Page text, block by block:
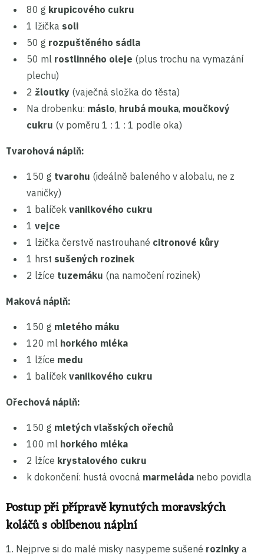
80 g krupicového cukru
1 lžička soli
50 g rozpuštěného sádla
50 ml rostlinného oleje (plus trochu na vymazání
plechu)
2 žloutky (vaječná složka do těsta)
Na drobenku: máslo, hrubá mouka, moučkový
cukru (v poměru 1 : 1 : 1 podle oka)
Tvarohová náplň:
150 g tvarohu (ideálně baleného v alobalu, ne z
vaničky)
1 balíček vanilkového cukru
1 vejce
1 lžička čerstvě nastrouhané citronové kůry
1 hrst sušených rozinek
2 lžíce tuzemáku (na namočení rozinek)
Maková náplň:
150 g mletého máku
120 ml horkého mléka
1 lžíce medu
1 balíček vanilkového cukru
Ořechová náplň:
150 g mletých vlašských ořechů
100 ml horkého mléka
2 lžíce krystalového cukru
k dokončení: hustá ovocná marmeláda nebo povidla
Postup při přípravě kynutých moravských
koláčů s oblíbenou náplní
1. Nejprve si do malé misky nasypeme sušené rozinky a